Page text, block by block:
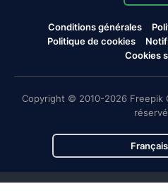
Conditions générales
Politique de cookies
Cookies
Copyright © 2010-2026 Freepik
Français